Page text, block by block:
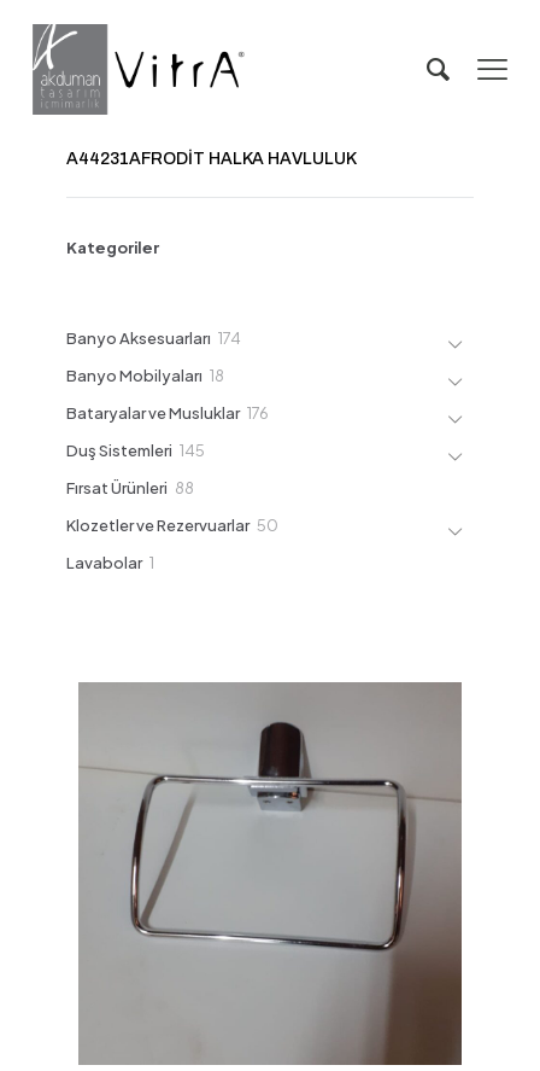
A44231AFRODİT HALKA HAVLULUK
Kategoriler
Banyo Aksesuarları 174
Banyo Mobilyaları 18
Bataryalar ve Musluklar 176
Duş Sistemleri 145
Fırsat Ürünleri 88
Klozetler ve Rezervuarlar 50
Lavabolar 1